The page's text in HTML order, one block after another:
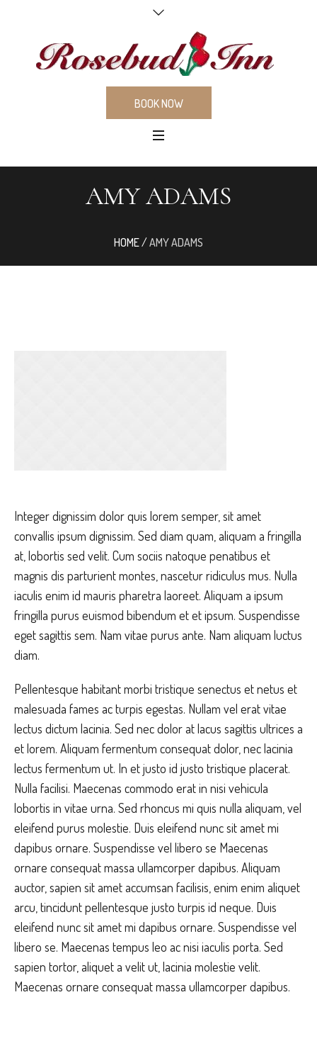
BOOK NOW
AMY ADAMS
HOME/AMY ADAMS
Integer dignissim dolor quis lorem semper, sit amet
convallis ipsum dignissim. Sed diam quam, aliquam a fringilla
at, lobortis sed velit. Cum sociis natoque penatibus et
magnis dis parturient montes, nascetur ridiculus mus. Nulla
iaculis enim id mauris pharetra laoreet. Aliquam a ipsum
fringilla purus euismod bibendum et et ipsum. Suspendisse
eget sagittis sem. Nam vitae purus ante. Nam aliquam luctus
diam.
Pellentesque habitant morbi tristique senectus et netus et
malesuada fames ac turpis egestas. Nullam vel erat vitae
lectus dictum lacinia. Sed nec dolor at lacus sagittis ultrices a
et lorem. Aliquam fermentum consequat dolor, nec lacinia
lectus fermentum ut. In et justo id justo tristique placerat.
Nulla facilisi. Maecenas commodo erat in nisi vehicula
lobortis in vitae urna. Sed rhoncus mi quis nulla aliquam, vel
eleifend purus molestie. Duis eleifend nunc sit amet mi
dapibus ornare. Suspendisse vel libero se Maecenas
ornare consequat massa ullamcorper dapibus. Aliquam
auctor, sapien sit amet accumsan facilisis, enim enim aliquet
arcu, tincidunt pellentesque justo turpis id neque. Duis
eleifend nunc sit amet mi dapibus ornare. Suspendisse vel
libero se. Maecenas tempus leo ac nisi iaculis porta. Sed
sapien tortor, aliquet a velit ut, lacinia molestie velit.
Maecenas ornare consequat massa ullamcorper dapibus.